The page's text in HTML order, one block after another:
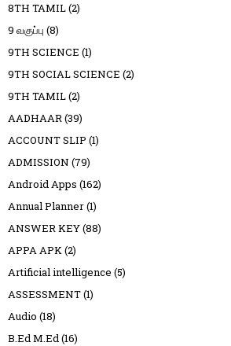
8TH TAMIL(2)
9 வகுப்பு (8)
9TH SCIENCE (1)
9TH SOCIAL SCIENCE (2)
9TH TAMIL(2)
AADHAAR(39)
ACCOUNT SLIP (1)
ADMISSION (79)
Android Apps (162)
Annual Planner(1)
ANSWER KEY(88)
APPA APK(2)
Artificial intelligence (5)
ASSESSMENT(1)
Audio (18)
B.Ed M.Ed(16)